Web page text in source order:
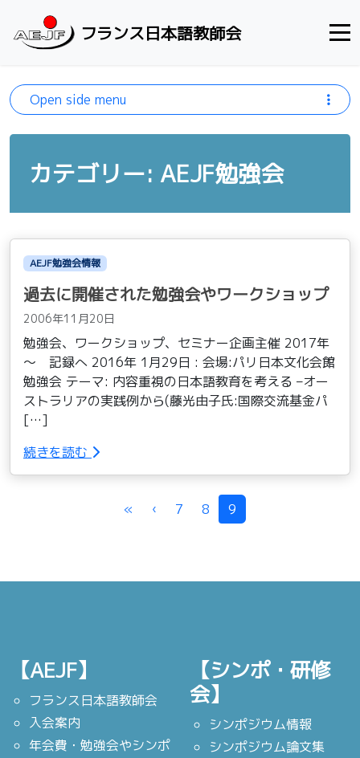
フランス日本語教師会
カテゴリー: AEJF勉強会
AEJF勉強会情報
過去に開催された勉強会やワークショップ
2006年11月20日
勉強会、ワークショップ、セミナー企画主催 2017年
～ 記録へ 2016年 1月29日 : 会場:パリ日本文化会館
勉強会 テーマ: 内容重視の日本語教育を考える –オー
ストラリアの実践例から(藤光由子氏:国際交流基金パ
[…]
続きを読む
« ‹ 7 8 9
Open side menu
【AEJF】
フランス日本語教師会
入会案内
年会費・勉強会やシンポ
【シンポ・研修
会】
シンポジウム情報
シンポジウム論文集